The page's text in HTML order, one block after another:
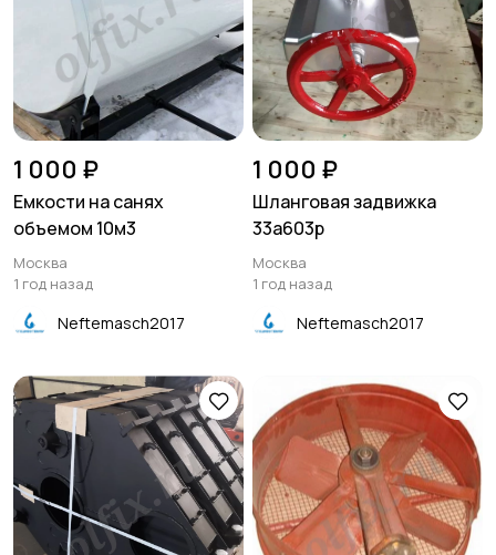
1 000 ₽
Емкости на санях
объемом 10м3
Москва
1 год назад
Neftemasch2017
1 000 ₽
Шланговая задвижка
33а603р
Москва
1 год назад
Neftemasch2017